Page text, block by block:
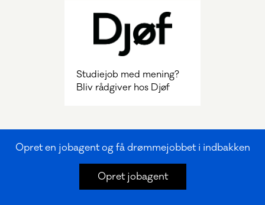
Studiejob med mening?
Bliv rådgiver hos Djøf
Opret en jobagent og få drømmejobbet i indbakken
Opret jobagent